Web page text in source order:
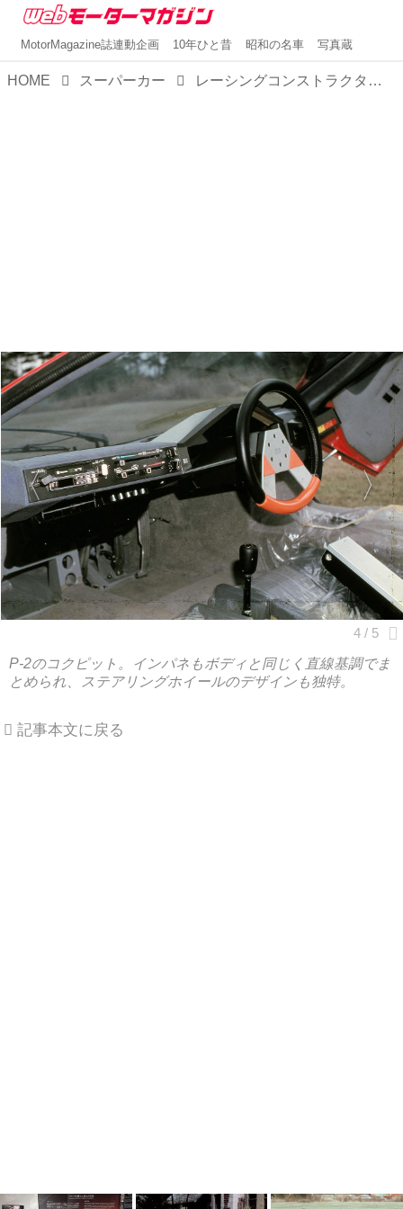
MotorMagazine誌連動企画 10年ひと昔 昭和の名車 写真蔵
HOME スーパーカー レーシングコンストラクターが市販を目指して開発した「童夢 零＆P-2」【スーパーカークロニクル・完全版スペシャル／05】
P-2のコクピット。インパネもボディと同じく直線基調でま
とめられ、ステアリングホイールのデザインも独特。
記事本文に戻る